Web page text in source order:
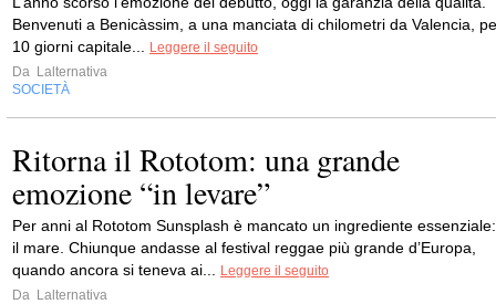
Benvenuti a Benicàssim, a una manciata di chilometri da Valencia,
10 giorni capitale...
Leggere il seguito
Da Lalternativa
SOCIETÀ
Ritorna il Rototom: una grande
emozione “in levare”
Per anni al Rototom Sunsplash è mancato un ingrediente essenziale:
il mare. Chiunque andasse al festival reggae più grande d’Europa,
quando ancora si teneva ai...
Leggere il seguito
Da Lalternativa